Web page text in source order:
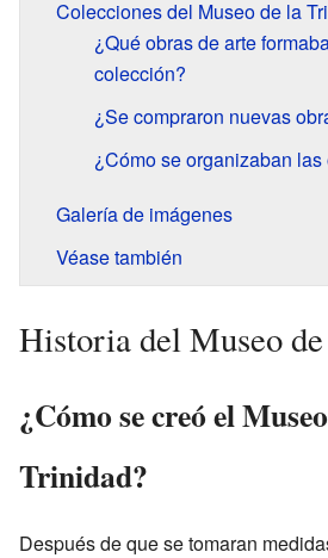
Colecciones del Museo de la
¿Qué obras de arte
colección?
¿Se compraron nuevas
¿Cómo se organizaban las
Galería de imágenes
Véase también
Historia del Museo
¿Cómo se creó el
Trinidad?
Después de que se tomaran